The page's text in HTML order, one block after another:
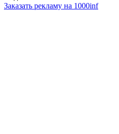
Заказать рекламу на 1000inf